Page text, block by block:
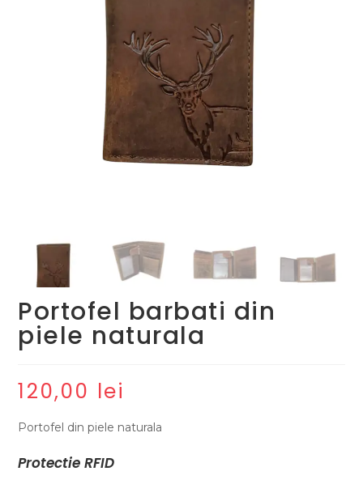
Portofel barbati din
piele naturala
120,00 lei
Portofel din piele naturala
Protectie RFID